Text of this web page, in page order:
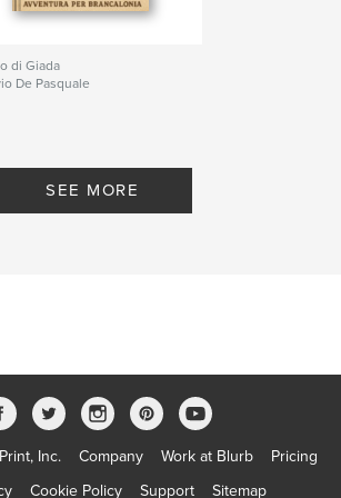
di Giada
De Pasquale
SEE MORE
Inc. Company Work at Blurb
Pricing
Cookie Policy Support Sitemap